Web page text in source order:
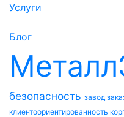
Услуги
Блог
безопасность завод
клиентоориентированность